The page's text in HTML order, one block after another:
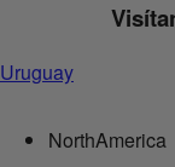
Uruguay
NorthAmerica